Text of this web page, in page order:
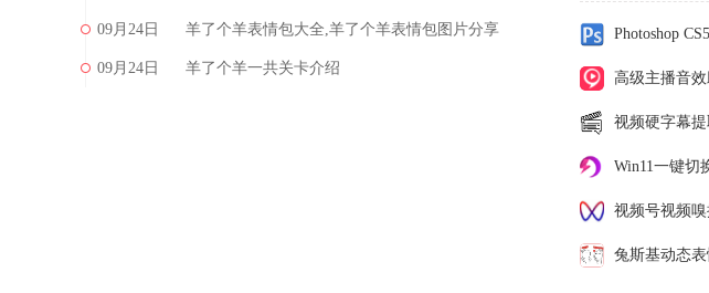
09月24日 羊了个羊表情包大全,羊了个羊表情包图片分享
09月24日 羊了个羊一共关卡介绍
Photoshop
高级主播音
视频硬字幕提
Win11一键切
视频号视频嗅
兔斯基动态